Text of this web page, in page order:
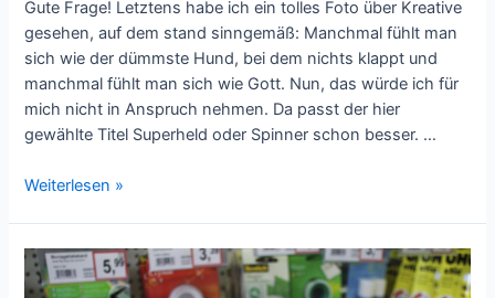
Gute Frage! Letztens habe ich ein tolles Foto über Kreative
gesehen, auf dem stand sinngemäß: Manchmal fühlt man
sich wie der dümmste Hund, bei dem nichts klappt und
manchmal fühlt man sich wie Gott. Nun, das würde ich für
mich nicht in Anspruch nehmen. Da passt der hier
gewählte Titel Superheld oder Spinner schon besser. …
Superheld
Weiterlesen »